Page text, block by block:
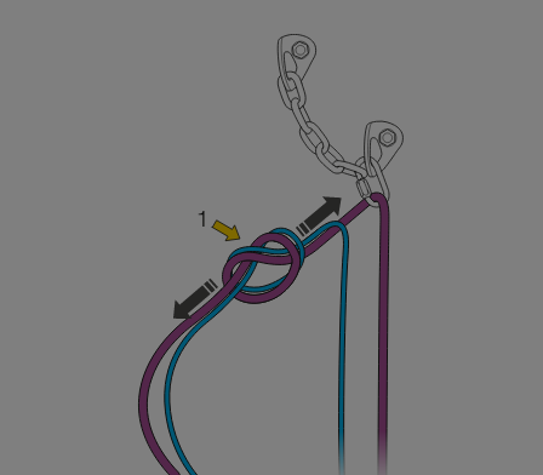
Forniamo esempi di tecniche relative alla vostra
attività. Ne possono esistere altre che non
vengono qui descritte.